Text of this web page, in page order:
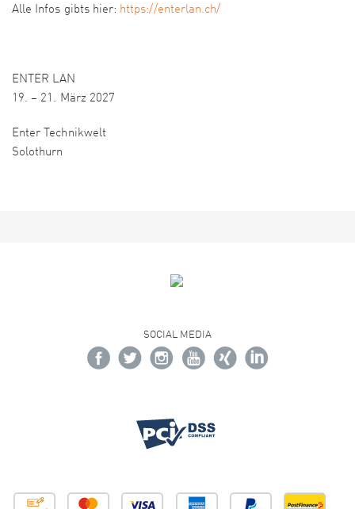
Alle Infos gibts hier: https://enterlan.ch/
ENTER LAN
19. – 21. März 2027
Enter Technikwelt
Solothurn
SOCIAL MEDIA